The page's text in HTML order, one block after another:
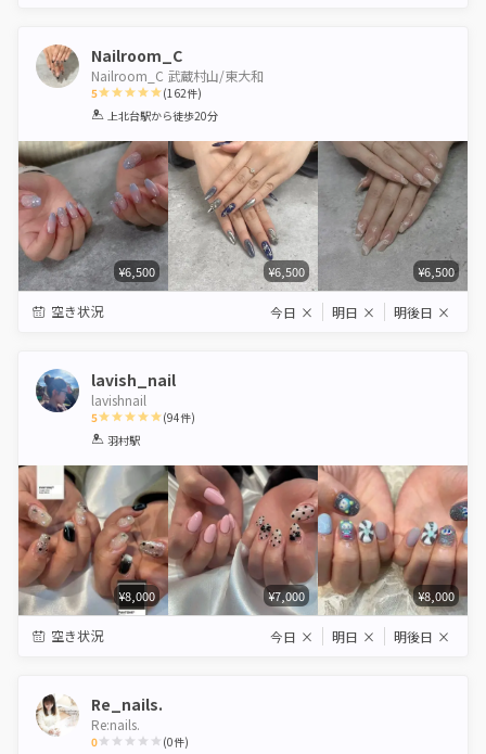
Nailroom_C
Nailroom_C 武蔵村山/東大和
5
1 2 3 4 5
(162件)
上北台駅から徒歩20分
¥6,500 ¥6,500 ¥6,500
空き状況 今日 × 明日 × 明後日 ×
lavish_nail
lavishnail
5
1 2 3 4
(94件)
羽村駅
¥8,000 ¥7,000 ¥8,000
空き状況 今日 × 明日 × 明後日 ×
Re_nails.
Re:nails.
0 (0件)